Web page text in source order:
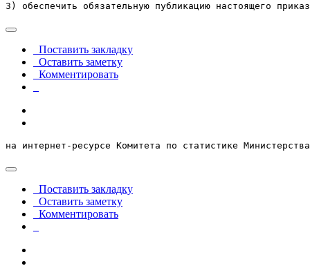
3) обеспечить обязательную публикацию настоящего
Поставить закладку
Оставить заметку
Комментировать
на интернет-ресурсе Комитета по статистике
Поставить закладку
Оставить заметку
Комментировать